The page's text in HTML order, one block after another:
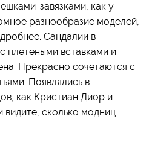
завязками, как у
разнообразие моделей,
Сандалии в
плетеными вставками и
Прекрасно сочетаются с
Появлялись в
как Кристиан Диор и
видите, сколько модниц